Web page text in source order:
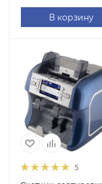
В корзину
5